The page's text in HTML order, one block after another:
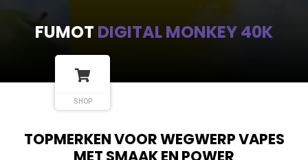
FUMOT DIGITAL MONKEY 40K
SHOP
TOPMERKEN VOOR WEGWERP VAPES
MET SMAAK EN POWER